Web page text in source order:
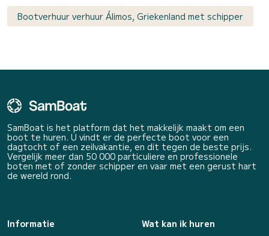
Bootverhuur verhuur Álimos, Griekenland met schipper
SamBoat is het platform dat het makkelijk maakt om een
boot te huren. U vindt er de perfecte boot voor een
dagtocht of een zeilvakantie, en dit tegen de beste prijs.
Vergelijk meer dan 50 000 particuliere en professionele
boten met of zonder schipper en vaar met een gerust hart
de wereld rond.
Informatie
Wat kan ik huren